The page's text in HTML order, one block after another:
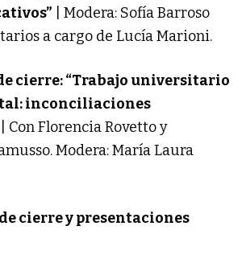
Modera: Sofía Barroso
a cargo de Lucía Marioni.
cierre: “Trabajo universitario
inconciliaciones
| Con Florencia Rovetto y
Modera: María Laura
cierre y presentaciones